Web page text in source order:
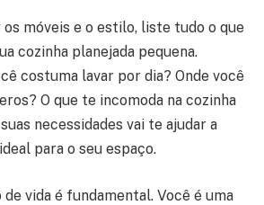
móveis e o estilo, liste tudo o que
cozinha planejada pequena.
costuma lavar por dia? Onde você
O que te incomoda na cozinha
necessidades vai te ajudar a
para o seu espaço.
vida é fundamental. Você é uma